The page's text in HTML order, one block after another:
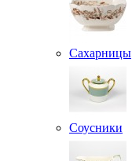
Сахарницы
Соусники